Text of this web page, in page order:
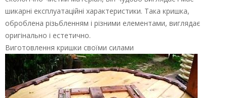
шикарні експлуатаційні характеристики. Така кришка,
оброблена різьбленням і різними елементами, виглядає
оригінально і естетично.
Виготовлення кришки своїми силами